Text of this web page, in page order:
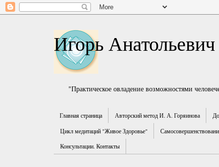
Игорь
"Практическое овладение возможностями
Главная страница Авторский метод И. А. Горяинова
Цикл медитаций "Живое Здоровье"
Консультации. Контакты